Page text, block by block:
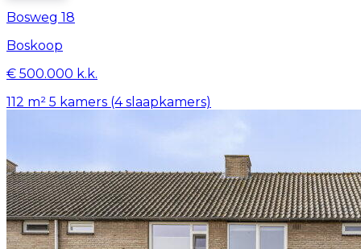
Bosweg 18
Boskoop
€ 500.000 k.k.
112 m² 5 kamers (4 slaapkamers)